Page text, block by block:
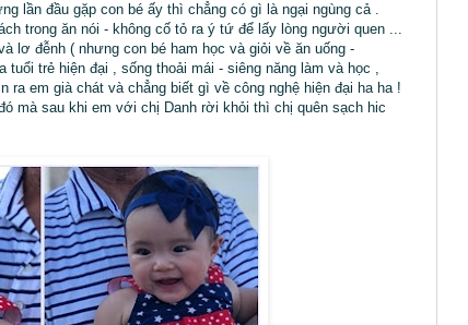
lần đầu gặp con bé ấy thì chẳng có gì là ngại ngùng cả .
trong ăn nói - không cố tỏ ra ý tứ để lấy lòng người quen ...
lơ đễnh ( nhưng con bé ham học và giỏi về ăn uống -
trẻ hiện đại , sống thoải mái - siêng năng làm và học ,
em già chát và chẳng biết gì về công nghệ hiện đại ha ha !
mà sau khi em với chị Danh rời khỏi thì chị quên sạch hic